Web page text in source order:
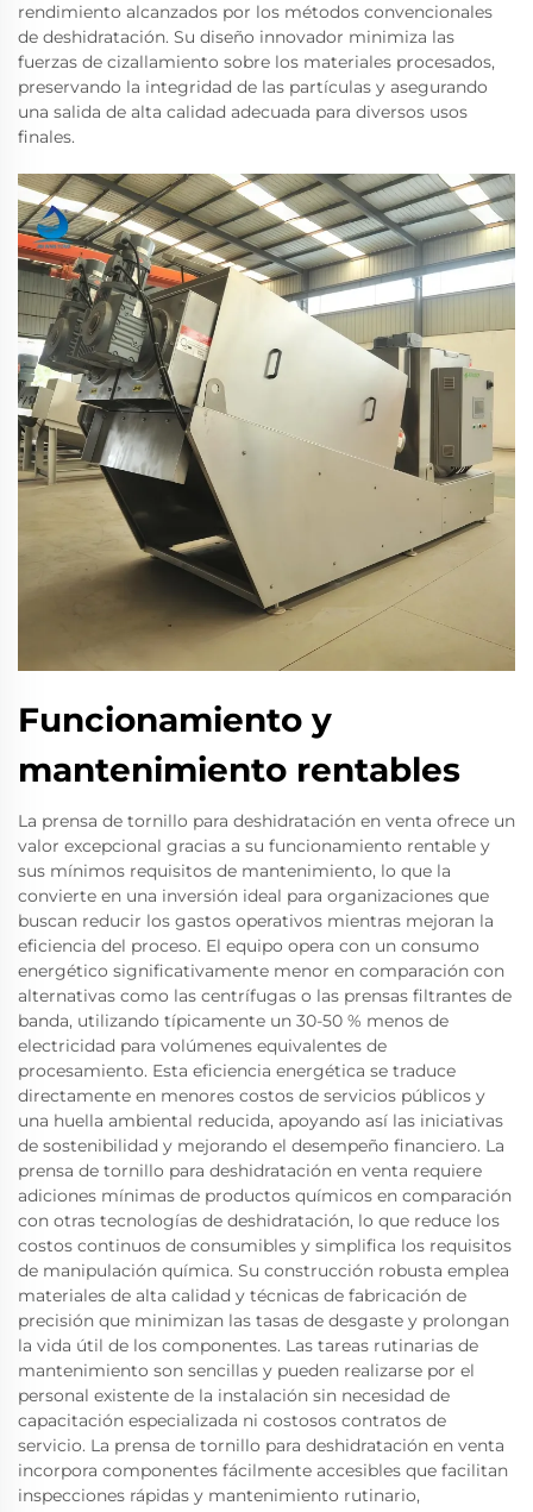
rendimiento alcanzados por los métodos convencionales
de deshidratación. Su diseño innovador minimiza las
fuerzas de cizallamiento sobre los materiales procesados,
preservando la integridad de las partículas y asegurando
una salida de alta calidad adecuada para diversos usos
finales.
Funcionamiento y
mantenimiento rentables
La prensa de tornillo para deshidratación en venta ofrece un
valor excepcional gracias a su funcionamiento rentable y
sus mínimos requisitos de mantenimiento, lo que la
convierte en una inversión ideal para organizaciones que
buscan reducir los gastos operativos mientras mejoran la
eficiencia del proceso. El equipo opera con un consumo
energético significativamente menor en comparación con
alternativas como las centrífugas o las prensas filtrantes de
banda, utilizando típicamente un 30-50 % menos de
electricidad para volúmenes equivalentes de
procesamiento. Esta eficiencia energética se traduce
directamente en menores costos de servicios públicos y
una huella ambiental reducida, apoyando así las iniciativas
de sostenibilidad y mejorando el desempeño financiero. La
prensa de tornillo para deshidratación en venta requiere
adiciones mínimas de productos químicos en comparación
con otras tecnologías de deshidratación, lo que reduce los
costos continuos de consumibles y simplifica los requisitos
de manipulación química. Su construcción robusta emplea
materiales de alta calidad y técnicas de fabricación de
precisión que minimizan las tasas de desgaste y prolongan
la vida útil de los componentes. Las tareas rutinarias de
mantenimiento son sencillas y pueden realizarse por el
personal existente de la instalación sin necesidad de
capacitación especializada ni costosos contratos de
servicio. La prensa de tornillo para deshidratación en venta
incorpora componentes fácilmente accesibles que facilitan
inspecciones rápidas y mantenimiento rutinario,